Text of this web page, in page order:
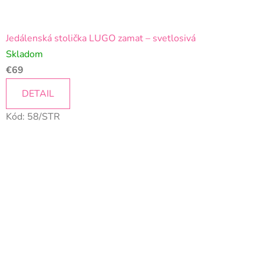
Jedálenská stolička LUGO zamat – svetlosivá
Skladom
€69
DETAIL
Kód: 58/STR